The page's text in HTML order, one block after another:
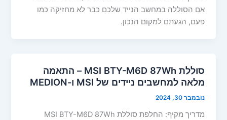
אם הסוללה במחשב הנייד שלכם כבר לא מחזיקה כמו
פעם, הגעתם למקום הנכון.
סוללת MSI BTY-M6D 87Wh – התאמה
מלאה למחשבים ניידים של MSI ו-MEDION
נובמבר 30, 2024
מדריך מקיף: החלפת סוללת MSI BTY-M6D 87Wh